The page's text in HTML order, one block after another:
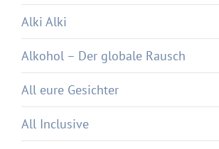
Alki Alki
Alkohol – Der globale Rausch
All eure Gesichter
All Inclusive